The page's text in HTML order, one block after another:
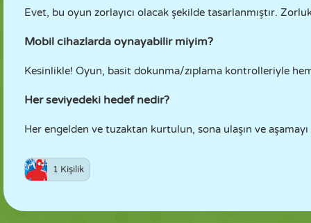
Evet, bu oyun zorlayıcı olacak şekilde tasarlanmıştır.
Mobil cihazlarda oynayabilir miyim?
Kesinlikle! Oyun, basit dokunma/zıplama kontrolleriyle
Her seviyedeki hedef nedir?
Her engelden ve tuzaktan kurtulun, sona ulaşın ve
1 Kişilik